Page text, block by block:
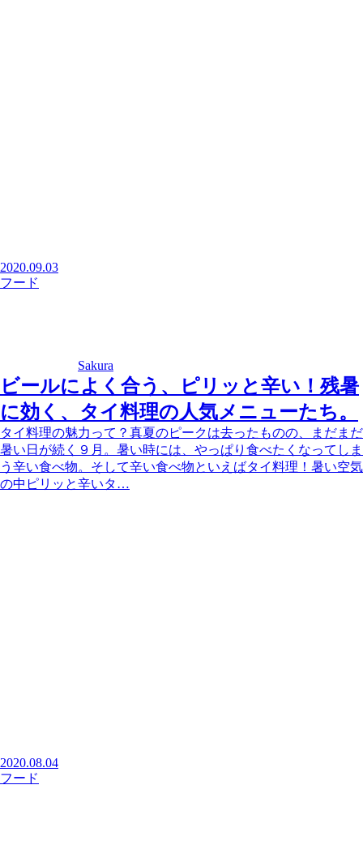
2020.09.03
フード
Sakura
ビールによく合う、ピリッと辛い！残暑
に効く、タイ料理の人気メニューたち。
タイ料理の魅力って？真夏のピークは去ったものの、まだまだ
暑い日が続く９月。暑い時には、やっぱり食べたくなってしま
う辛い食べ物。そして辛い食べ物といえばタイ料理！暑い空気
の中ピリッと辛いタ…
2020.08.04
フード